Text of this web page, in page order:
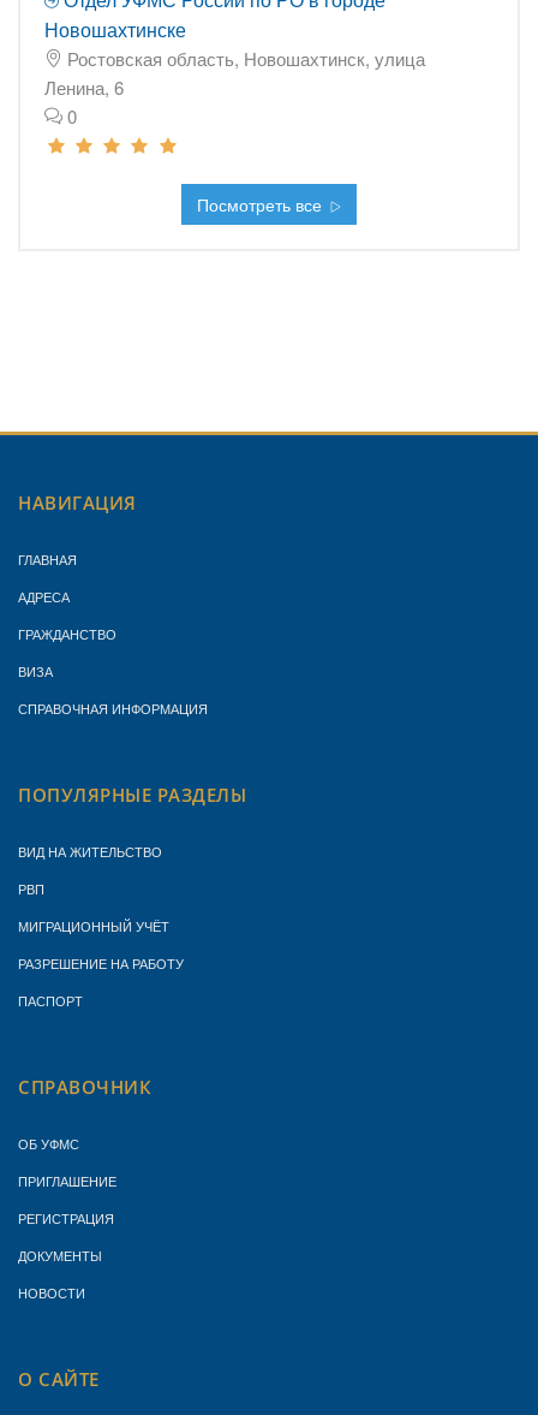
Новошахтинске
Ростовская область, Новошахтинск, улица
Ленина, 6
0
Посмотреть все
НАВИГАЦИЯ
ГЛАВНАЯ
АДРЕСА
ГРАЖДАНСТВО
ВИЗА
СПРАВОЧНАЯ ИНФОРМАЦИЯ
ПОПУЛЯРНЫЕ РАЗДЕЛЫ
ВИД НА ЖИТЕЛЬСТВО
РВП
МИГРАЦИОННЫЙ УЧЁТ
РАЗРЕШЕНИЕ НА РАБОТУ
ПАСПОРТ
СПРАВОЧНИК
ОБ УФМС
ПРИГЛАШЕНИЕ
РЕГИСТРАЦИЯ
ДОКУМЕНТЫ
НОВОСТИ
О САЙТЕ